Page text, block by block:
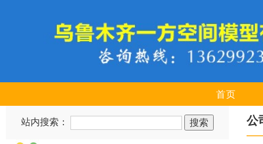
首页
站内搜索： 公